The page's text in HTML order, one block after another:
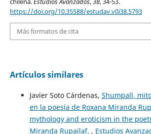
https://doi.org/10.35588/estudav.v0i38.5793
Más formatos de cita
Artículos similares
Javier Soto Cárdenas, Shumpall,
en la poesía de Roxana Miranda
mythology and eroticism in the
Miranda Rupailaf, , Estudios